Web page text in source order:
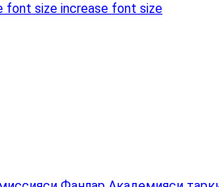
font size increase font size